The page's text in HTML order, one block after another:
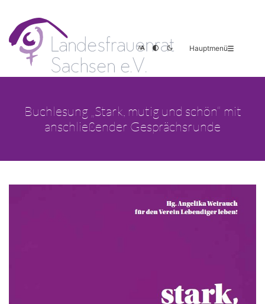
Hauptmenü
Buchlesung „Stark, mutig und schön“ mit
anschließender Gesprächsrunde